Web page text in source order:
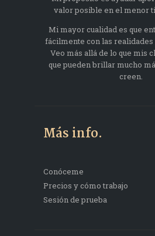
valor posible en el menor
Mi mayor cualidad es que
fácilmente con las realidades
Veo más allá de lo que mis
que pueden brillar mucho
creen.
Más info.
Conóceme
Precios y cómo trabajo
Sesión de prueba